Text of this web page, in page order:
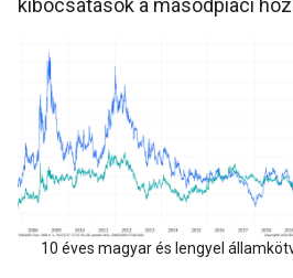
kibocsátások a másodpiaci
10 éves magyar és lengyel